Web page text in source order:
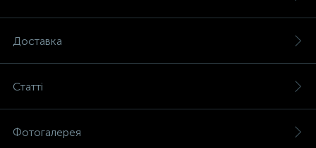
Доставка
Статті
Фотогалерея